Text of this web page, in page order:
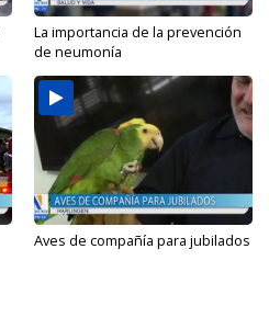
La importancia de la prevención
de neumonía
Aves de compañía para jubilados